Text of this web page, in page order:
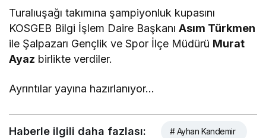
Turalıuşağı takımına şampiyonluk kupasını
KOSGEB Bilgi İşlem Daire BaşkanıAsım Türkmen
ile Şalpazarı Gençlik ve Spor İlçe Müdürü Murat
Ayaz birlikte verdiler.
Ayrıntılar yayına hazırlanıyor…
Haberle ilgili daha fazlası: # Ayhan Kandemir